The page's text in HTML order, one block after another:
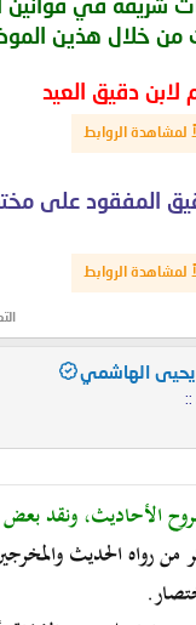
من خلال هذين
لابن دقيق العيد
الروابط
المفقود على
الروابط
يحيى الهاشمي
::
الأحاديث، ونقد بعض
من رواه الحديث